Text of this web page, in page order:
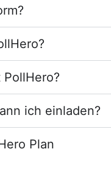
ich einladen?
Plan